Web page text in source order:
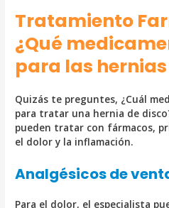
Tratamiento
¿Qué
para las
Quizás te preguntes, ¿Cuál
para tratar una hernia de
pueden tratar con fármacos,
el dolor y la inflamación.
Analgésicos de
Para el dolor, el especialista